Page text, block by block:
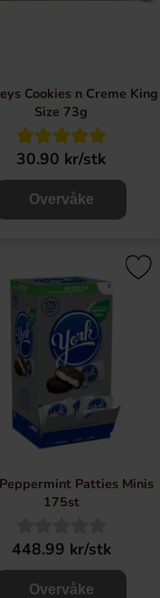
Cookies n Creme King
Size 73g
30.90 kr/stk
Overvåke
Patties Minis
175st
448.99 kr/stk
Overvåke